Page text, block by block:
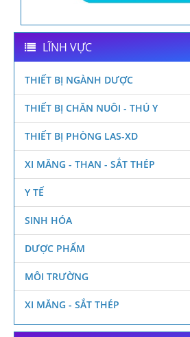
LĨNH VỰC
THIẾT BỊ NGÀNH DƯỢC
THIẾT BỊ CHĂN NUÔI - THÚ Y
THIẾT BỊ PHÒNG LAS-XD
XI MĂNG - THAN - SẮT THÉP
Y TẾ
SINH HÓA
DƯỢC PHẨM
MÔI TRƯỜNG
XI MĂNG - SẮT THÉP